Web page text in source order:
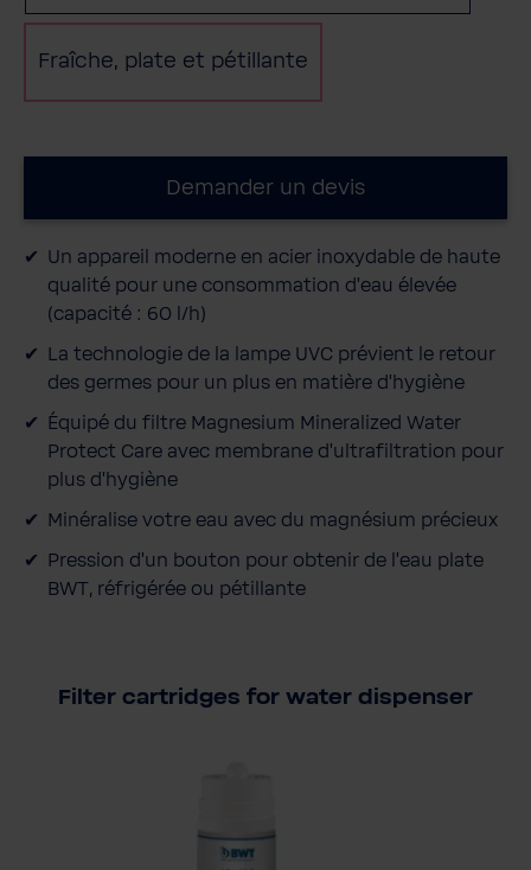
Fraîche, plate et pétillante
Demander un devis
Un appareil moderne en acier inoxydable de haute
qualité pour une consommation d'eau élevée
(capacité : 60 l/h)
La technologie de la lampe UVC prévient le retour
des germes pour un plus en matière d'hygiène
Équipé du filtre Magnesium Mineralized Water
Protect Care avec membrane d'ultrafiltration pour
plus d’hygiène
Minéralise votre eau avec du magnésium précieux
Pression d'un bouton pour obtenir de l'eau plate
BWT, réfrigérée ou pétillante
Filter cartridges for water dispenser